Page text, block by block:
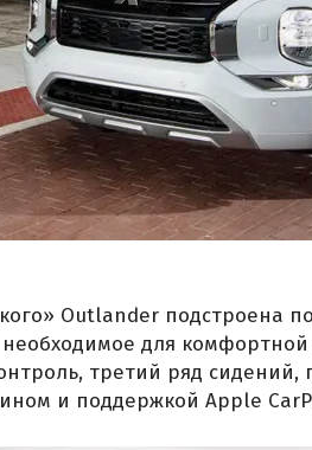
Outlander подстроена
для комфортной
третий ряд
и поддержкой Apple